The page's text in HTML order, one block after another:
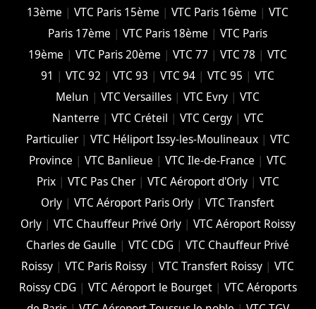
13ème |VTC Paris 15ème |VTC Paris 16ème |VTC
Paris 17ème |VTC Paris 18ème |VTC Paris
19ème |VTC Paris 20ème |VTC 77 |VTC 78 |VTC
91 |VTC 92 |VTC 93 |VTC 94 |VTC 95 |VTC
Melun |VTC Versailles |VTC Evry |VTC
Nanterre | VTC Créteil | VTC Cergy| VTC
Particulier| VTC Héliport Issy-les-Moulineaux| VTC
Province |VTC Banlieue |VTC Ile-de-France |VTC
Prix| VTC Pas Cher| VTC Aéroport d'Orly| VTC
Orly |VTC Aéroport Paris Orly |VTC Transfert
Orly| VTC Chauffeur Privé Orly| VTC Aéroport Roissy
Charles de Gaulle |VTC CDG |VTC Chauffeur Privé
Roissy |VTC Paris Roissy |VTC Transfert Roissy |VTC
Roissy CDG | VTC Aéroport le Bourget| VTC Aéroports